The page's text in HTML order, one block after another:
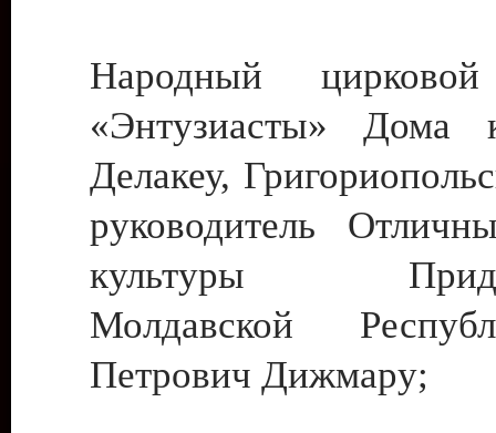
Народный цирковой
«Энтузиасты» Дома
Делакеу,
руководитель
культуры
Молдавской
Петрович Дижмару;